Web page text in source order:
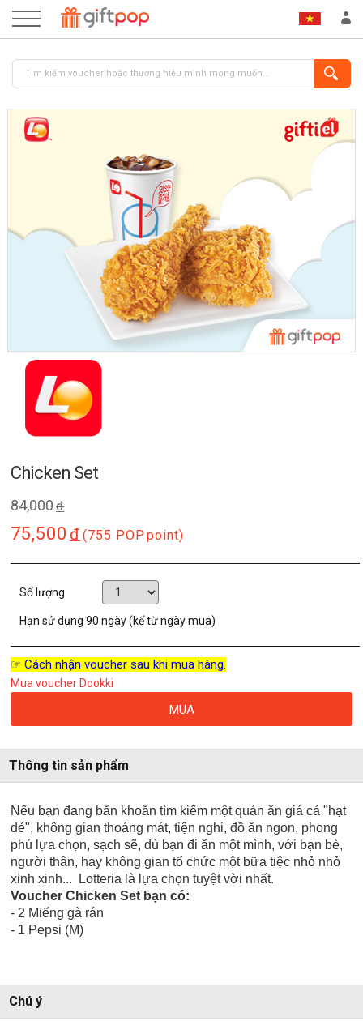
ĐĂNG NHẬP ĐĂNG KÝ
Chicken Set
84,000đ
75,500 đ (755 POP point)
Số lượng
Hạn sử dụng90 ngày (kể từ ngày mua)
☞ Cách nhận voucher sau khi mua hàng.
Mua voucher Dookki
MUA
Thông tin sản phẩm
Nếu bạn đang băn khoăn tìm kiếm một quán ăn giá cả "hạt
dẻ", không gian thoáng mát, tiện nghi, đồ ăn ngon, phong
phú lựa chọn, sạch sẽ, dù bạn đi ăn một mình, với bạn bè,
người thân, hay không gian tổ chức một bữa tiệc nhỏ nhỏ
xinh xinh... Lotteria là lựa chọn tuyệt vời nhất.
Voucher Chicken Set bạn có:
- 2 Miếng gà rán
- 1 Pepsi (M)
Chú ý